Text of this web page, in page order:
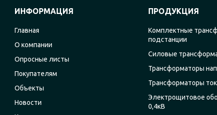
ИНФОРМАЦИЯ
Главная
О компании
Опросные листы
Покупателям
Объекты
Новости
ПРОДУКЦИЯ
Комплектные
подстанции
Силовые
Трансформаторы
Трансформаторы
Электрощитовое
0,4кВ